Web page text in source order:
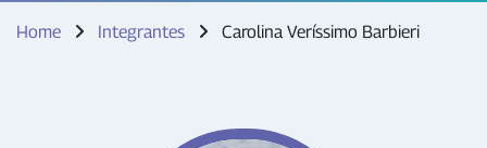
Home Integrantes Carolina Veríssimo Barbieri